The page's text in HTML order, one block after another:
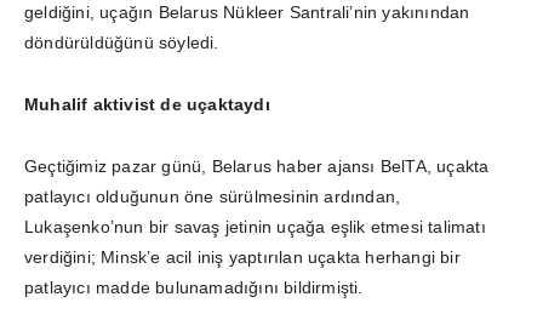
geldiğini, uçağın Belarus Nükleer Santrali’nin yakınından
döndürüldüğünü söyledi.
Muhalif aktivist de uçaktaydı
Geçtiğimiz pazar günü, Belarus haber ajansı BelTA, uçakta
patlayıcı olduğunun öne sürülmesinin ardından,
Lukaşenko’nun bir savaş jetinin uçağa eşlik etmesi talimatı
verdiğini; Minsk’e acil iniş yaptırılan uçakta herhangi bir
patlayıcı madde bulunamadığını bildirmişti.